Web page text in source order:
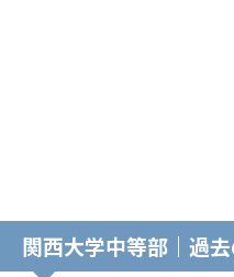
関西大学中等部｜過